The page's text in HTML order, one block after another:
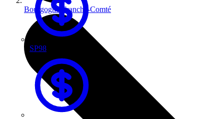
SP98
Bourgogne-Franche-Comté